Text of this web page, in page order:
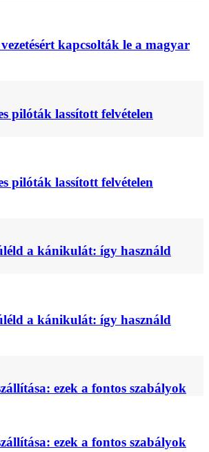
kapcsolták le a magyar
pilóták lassított felvételen
pilóták lassított felvételen
a kánikulát: így használd
a kánikulát: így használd
ezek a fontos szabályok
ezek a fontos szabályok